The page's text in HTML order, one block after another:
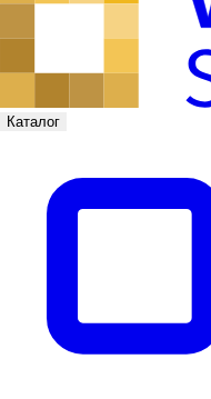
Каталог